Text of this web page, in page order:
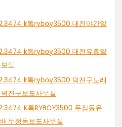
k톡ryboy3500 대전야간알
k톡ryboy3500 대전유흥알
도
k톡ryboy3500 덕진구노래
진구보도사무실
K톡RYBOY3500 두정동유
두정동보도사무실